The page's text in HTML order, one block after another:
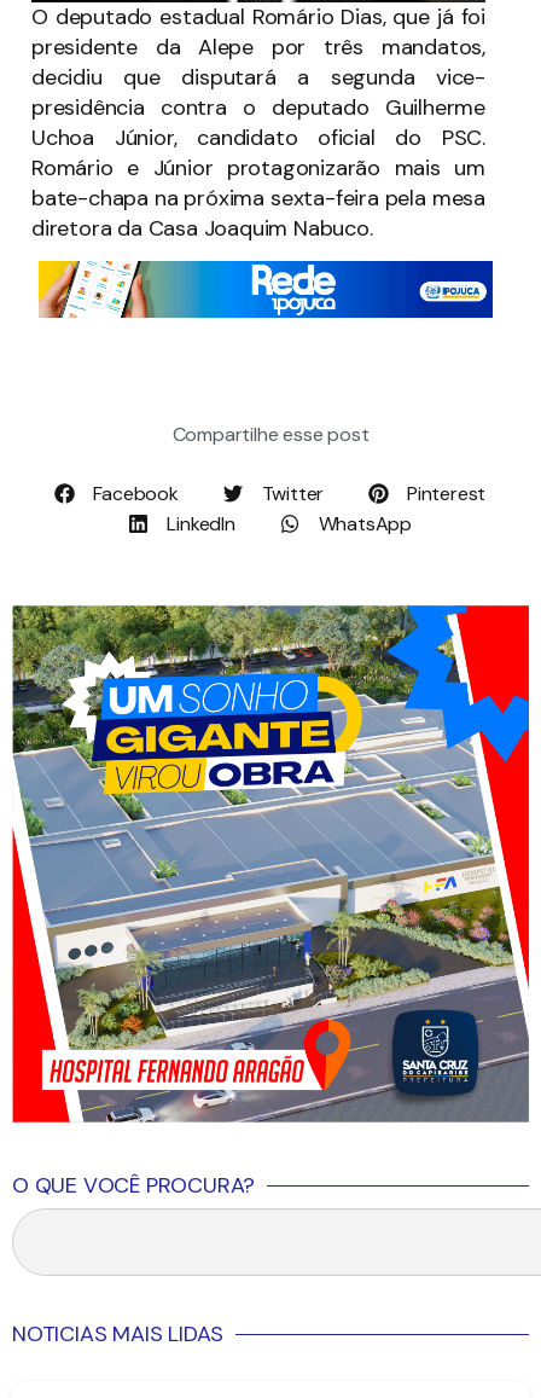
O deputado estadual Romário Dias, que já foi
presidente da Alepe por três mandatos,
decidiu que disputará a segunda vice-
presidência contra o deputado Guilherme
Uchoa Júnior, candidato oficial do PSC.
Romário e Júnior protagonizarão mais um
bate-chapa na próxima sexta-feira pela mesa
diretora da Casa Joaquim Nabuco.
Compartilhe esse post
Facebook Twitter
Pinterest
LinkedIn
WhatsApp
O QUE VOCÊ PROCURA?
NOTICIAS MAIS LIDAS